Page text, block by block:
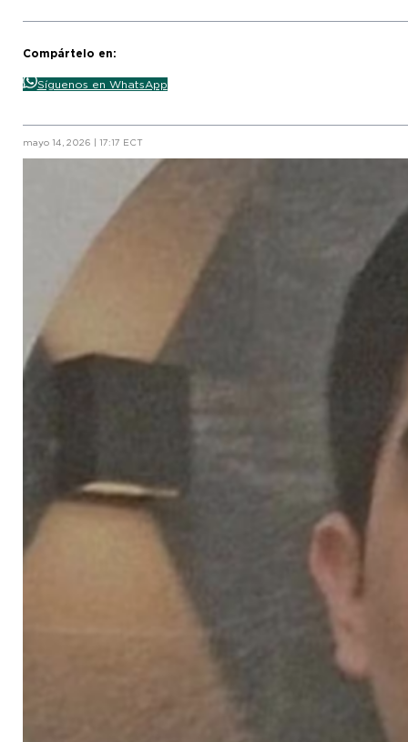
Compártelo en:
Síguenos en WhatsApp
mayo 14, 2026 | 17:17 ECT